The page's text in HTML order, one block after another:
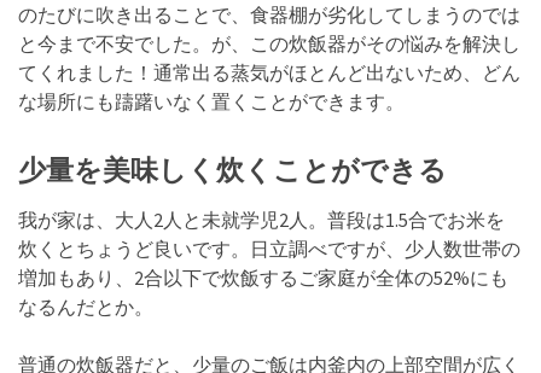
のたびに吹き出ることで、食器棚が劣化してしまうのでは
と今まで不安でした。が、この炊飯器がその悩みを解決し
てくれました！通常出る蒸気がほとんど出ないため、どん
な場所にも躊躇いなく置くことができます。
少量を美味しく炊くことができる
我が家は、大人2人と未就学児2人。普段は1.5合でお米を
炊くとちょうど良いです。日立調べですが、少人数世帯の
増加もあり、2合以下で炊飯するご家庭が全体の52%にも
なるんだとか。
普通の炊飯器だと、少量のご飯は内釜内の上部空間が広く